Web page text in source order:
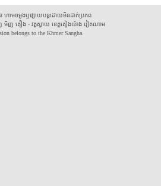
ហាមចម្លងឬផ្សាយបន្តដោយមិនដាក់ប្រភព
គឿង - វត្តស្វាយ ខេត្តគៀងយ៉ាង វៀតណាម
belongs to the Khmer Sangha.